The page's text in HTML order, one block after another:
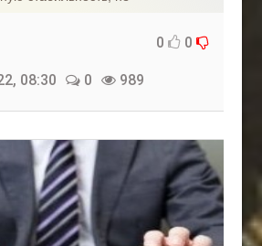
0 0
08:30 0 989